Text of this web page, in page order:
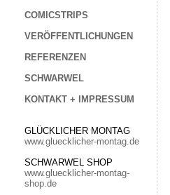
COMICSTRIPS
VERÖFFENTLICHUNGEN
REFERENZEN
SCHWARWEL
KONTAKT + IMPRESSUM
GLÜCKLICHER MONTAG
www.gluecklicher-montag.de
SCHWARWEL SHOP
www.gluecklicher-montag-
shop.de